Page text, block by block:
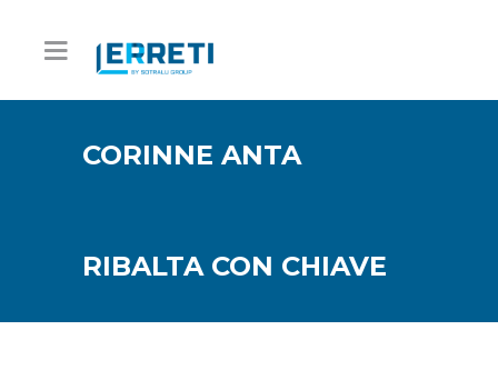
CORINNE ANTA
RIBALTA CON CHIAVE